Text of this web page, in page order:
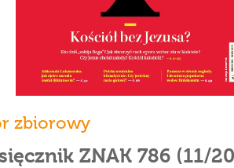
zbiorowy
ZNAK 786 (11/